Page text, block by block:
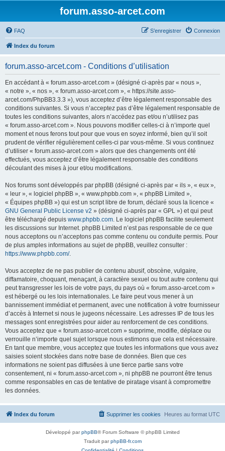
forum.asso-arcet.com
FAQ Connexion
S’enregistrer
Index du forum
forum.asso-arcet.com - Conditions d’utilisation
En accédant à « forum.asso-arcet.com » (désigné ci-après par « nous »,
« notre », « nos », « forum.asso-arcet.com », « https://site.asso-
arcet.com/PhpBB3.3.3 »), vous acceptez d’être légalement responsable des
conditions suivantes. Si vous n’acceptez pas d’être légalement responsable de
toutes les conditions suivantes, alors n’accédez pas et/ou n’utilisez pas
« forum.asso-arcet.com ». Nous pouvons modifier celles-ci à n’importe quel
moment et nous ferons tout pour que vous en soyez informé, bien qu’il soit
prudent de vérifier régulièrement celles-ci par vous-même. Si vous continuez
d’utiliser « forum.asso-arcet.com » alors que des changements ont été
effectués, vous acceptez d’être légalement responsable des conditions
découlant des mises à jour et/ou modifications.
Nos forums sont développés par phpBB (désigné ci-après par « ils », « eux »,
« leur », « logiciel phpBB », « www.phpbb.com », « phpBB Limited »,
« Équipes phpBB ») qui est un script libre de forum, déclaré sous la licence «
GNU General Public License v2 » (désigné ci-après par « GPL ») et qui peut
être téléchargé depuis www.phpbb.com. Le logiciel phpBB facilite seulement
les discussions sur Internet. phpBB Limited n’est pas responsable de ce que
nous acceptons ou n’acceptons pas comme contenu ou conduite permis. Pour
de plus amples informations au sujet de phpBB, veuillez consulter :
https://www.phpbb.com/.
Vous acceptez de ne pas publier de contenu abusif, obscène, vulgaire,
diffamatoire, choquant, menaçant, à caractère sexuel ou tout autre contenu qui
peut transgresser les lois de votre pays, du pays où « forum.asso-arcet.com »
est hébergé ou les lois internationales. Le faire peut vous mener à un
bannissement immédiat et permanent, avec une notification à votre fournisseur
d’accès à Internet si nous le jugeons nécessaire. Les adresses IP de tous les
messages sont enregistrées pour aider au renforcement de ces conditions.
Vous acceptez que « forum.asso-arcet.com » supprime, modifie, déplace ou
verrouille n’importe quel sujet lorsque nous estimons que cela est nécessaire.
En tant que membre, vous acceptez que toutes les informations que vous avez
saisies soient stockées dans notre base de données. Bien que ces
informations ne soient pas diffusées à une tierce partie sans votre
consentement, ni « forum.asso-arcet.com », ni phpBB ne pourront être tenus
comme responsables en cas de tentative de piratage visant à compromettre
les données.
Index du forum Heures au format UTC
Supprimer les cookies
Développé parphpBB® Forum Software © phpBB Limited
Traduit parphpBB-fr.com